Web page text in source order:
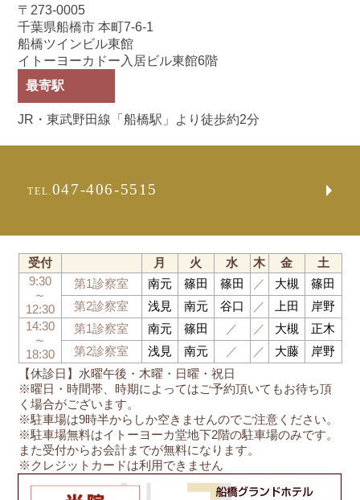
〒273-0005
千葉県船橋市 本町7-6-1
船橋ツインビル東館
イトーヨーカドー入居ビル東館6階
最寄駅
JR・東武野田線「船橋駅」より徒歩約2分
TEL. 047-406-5515
【休診日】水曜午後・木曜・日曜・祝日
※曜日・時間帯、時期によってはご予約頂いてもお待ち頂
く場合がございます。
※駐車場は9時半からしか空きませんのでご注意ください。
※駐車場無料はイトーヨーカ堂地下2階の駐車場のみです。
また受付からお会計までが無料になります。
※クレジットカードは利用できません
受付 月 火 水 木 金
土
9:30
～
12:30
第1診察室 南元 篠田 篠田 ／ 大槻
篠田
第2診察室
浅見 南元 谷口 ／ 上田
岸野
14:30
～
18:30
第1診察室 南元 篠田 ／ ／ 大槻
正木
第2診察室
浅見 南元 ／ ／ 大藤 岸野